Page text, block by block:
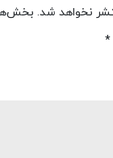
باشکوهی
وایت آن را
شامپانی»، و وقتی
نخواهد شد.
*